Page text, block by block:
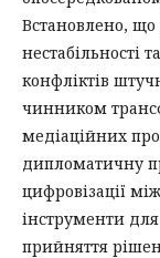
Встановлено, що
нестабільності
конфліктів
чинником
медіаційних
дипломатичну
цифровізації
інструменти
прийняття